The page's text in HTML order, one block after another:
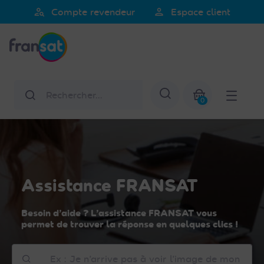
noter
Ce
comprend
person_search Compte revendeur person Espace client
Afficher la
0
Assistance FRANSAT
Besoin d’aide ? L’assistance FRANSAT vous
permet de trouver la réponse en quelques clics !